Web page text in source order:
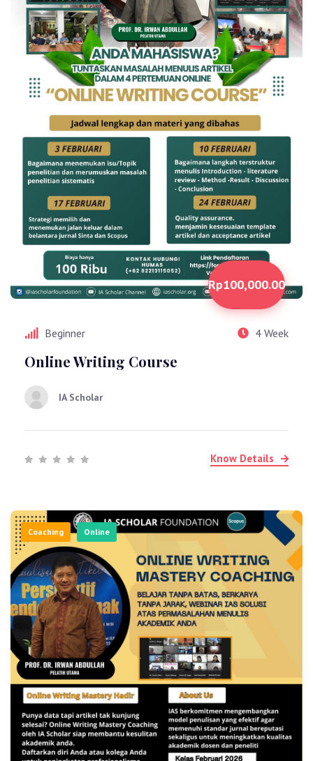
Rp100,000.00
Beginner 4 Week
Online Writing Course
IA Scholar
Know Details
Coaching Online